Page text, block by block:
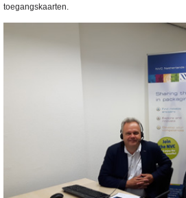
toegangskaarten.